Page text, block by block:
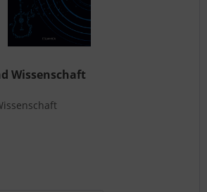
Wissenschaft